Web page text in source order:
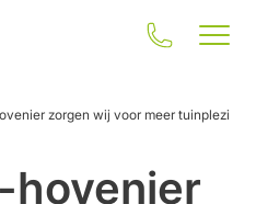
zorgen wij voor meer tuinplezier!
hovenier